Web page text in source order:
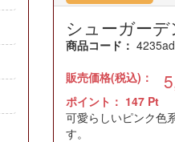
シューガー
商品コード：
販売価格(税込)：
ポイント： 147Pt
可愛らしいピンク色
す。